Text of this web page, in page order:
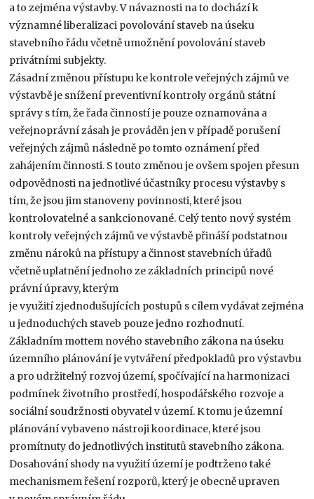
a to zejména výstavby. V návaznosti na to dochází k
významné liberalizaci povolování staveb na úseku
stavebního řádu včetně umožnění povolování staveb
privátními subjekty.
Zásadní změnou přístupu ke kontrole veřejných zájmů ve
výstavbě je snížení preventivní kontroly orgánů státní
správy s tím, že řada činností je pouze oznamována a
veřejnoprávní zásah je prováděn jen v případě porušení
veřejných zájmů následně po tomto oznámení před
zahájením činnosti. S touto změnou je ovšem spojen přesun
odpovědnosti na jednotlivé účastníky procesu výstavby s
tím, že jsou jim stanoveny povinnosti, které jsou
kontrolovatelné a sankcionované. Celý tento nový systém
kontroly veřejných zájmů ve výstavbě přináší podstatnou
změnu nároků na přístupy a činnost stavebních úřadů
včetně uplatnění jednoho ze základních principů nové
právní úpravy, kterým
je využití zjednodušujících postupů s cílem vydávat zejména
u jednoduchých staveb pouze jedno rozhodnutí.
Základním mottem nového stavebního zákona na úseku
územního plánování je vytváření předpokladů pro výstavbu
a pro udržitelný rozvoj území, spočívající na harmonizaci
podmínek životního prostředí, hospodářského rozvoje a
sociální soudržnosti obyvatel v území. K tomu je územní
plánování vybaveno nástroji koordinace, které jsou
promítnuty do jednotlivých institutů stavebního zákona.
Dosahování shody na využití území je podtrženo také
mechanismem řešení rozporů, který je obecně upraven